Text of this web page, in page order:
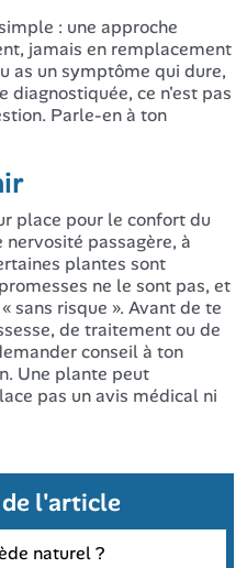
: une approche
jamais en remplacement
as un symptôme qui dure,
diagnostiquée, ce n'est pas
Parle-en à ton
place pour le confort du
passagère, à
plantes sont
ne le sont pas, et
sans risque ». Avant de te
de traitement ou de
conseil à ton
Une plante peut
pas un avis médical ni
l'article
naturel ?